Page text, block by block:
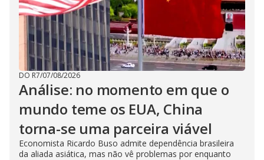
DO R7/07/08/2026
Análise: no momento em que o
mundo teme os EUA, China
torna-se uma parceira viável
Economista Ricardo Buso admite dependência brasileira
da aliada asiática, mas não vê problemas por enquanto